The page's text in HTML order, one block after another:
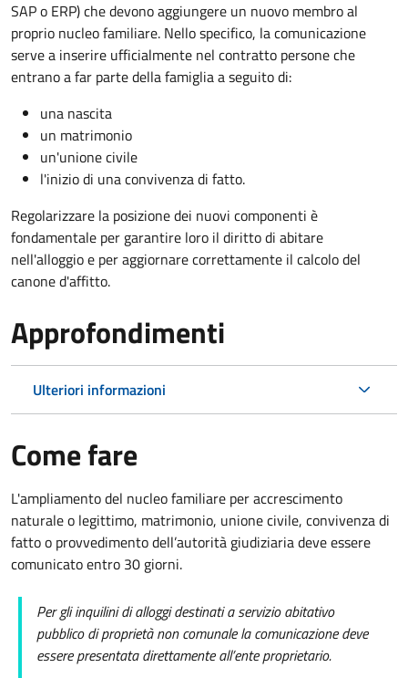
SAP o ERP) che devono aggiungere un nuovo membro al
proprio nucleo familiare. Nello specifico, la comunicazione
serve a inserire ufficialmente nel contratto persone che
entrano a far parte della famiglia a seguito di:
una nascita
un matrimonio
un'unione civile
l'inizio di una convivenza di fatto.
Regolarizzare la posizione dei nuovi componenti è
fondamentale per garantire loro il diritto di abitare
nell'alloggio e per aggiornare correttamente il calcolo del
canone d'affitto.
Approfondimenti
Ulteriori informazioni
Come fare
L'ampliamento del nucleo familiare per accrescimento
naturale o legittimo, matrimonio, unione civile, convivenza di
fatto o provvedimento dell’autorità giudiziaria deve essere
comunicato entro 30 giorni.
Per gli inquilini di alloggi destinati a servizio abitativo
pubblico di proprietà non comunale la comunicazione deve
essere presentata direttamente all’ente proprietario.